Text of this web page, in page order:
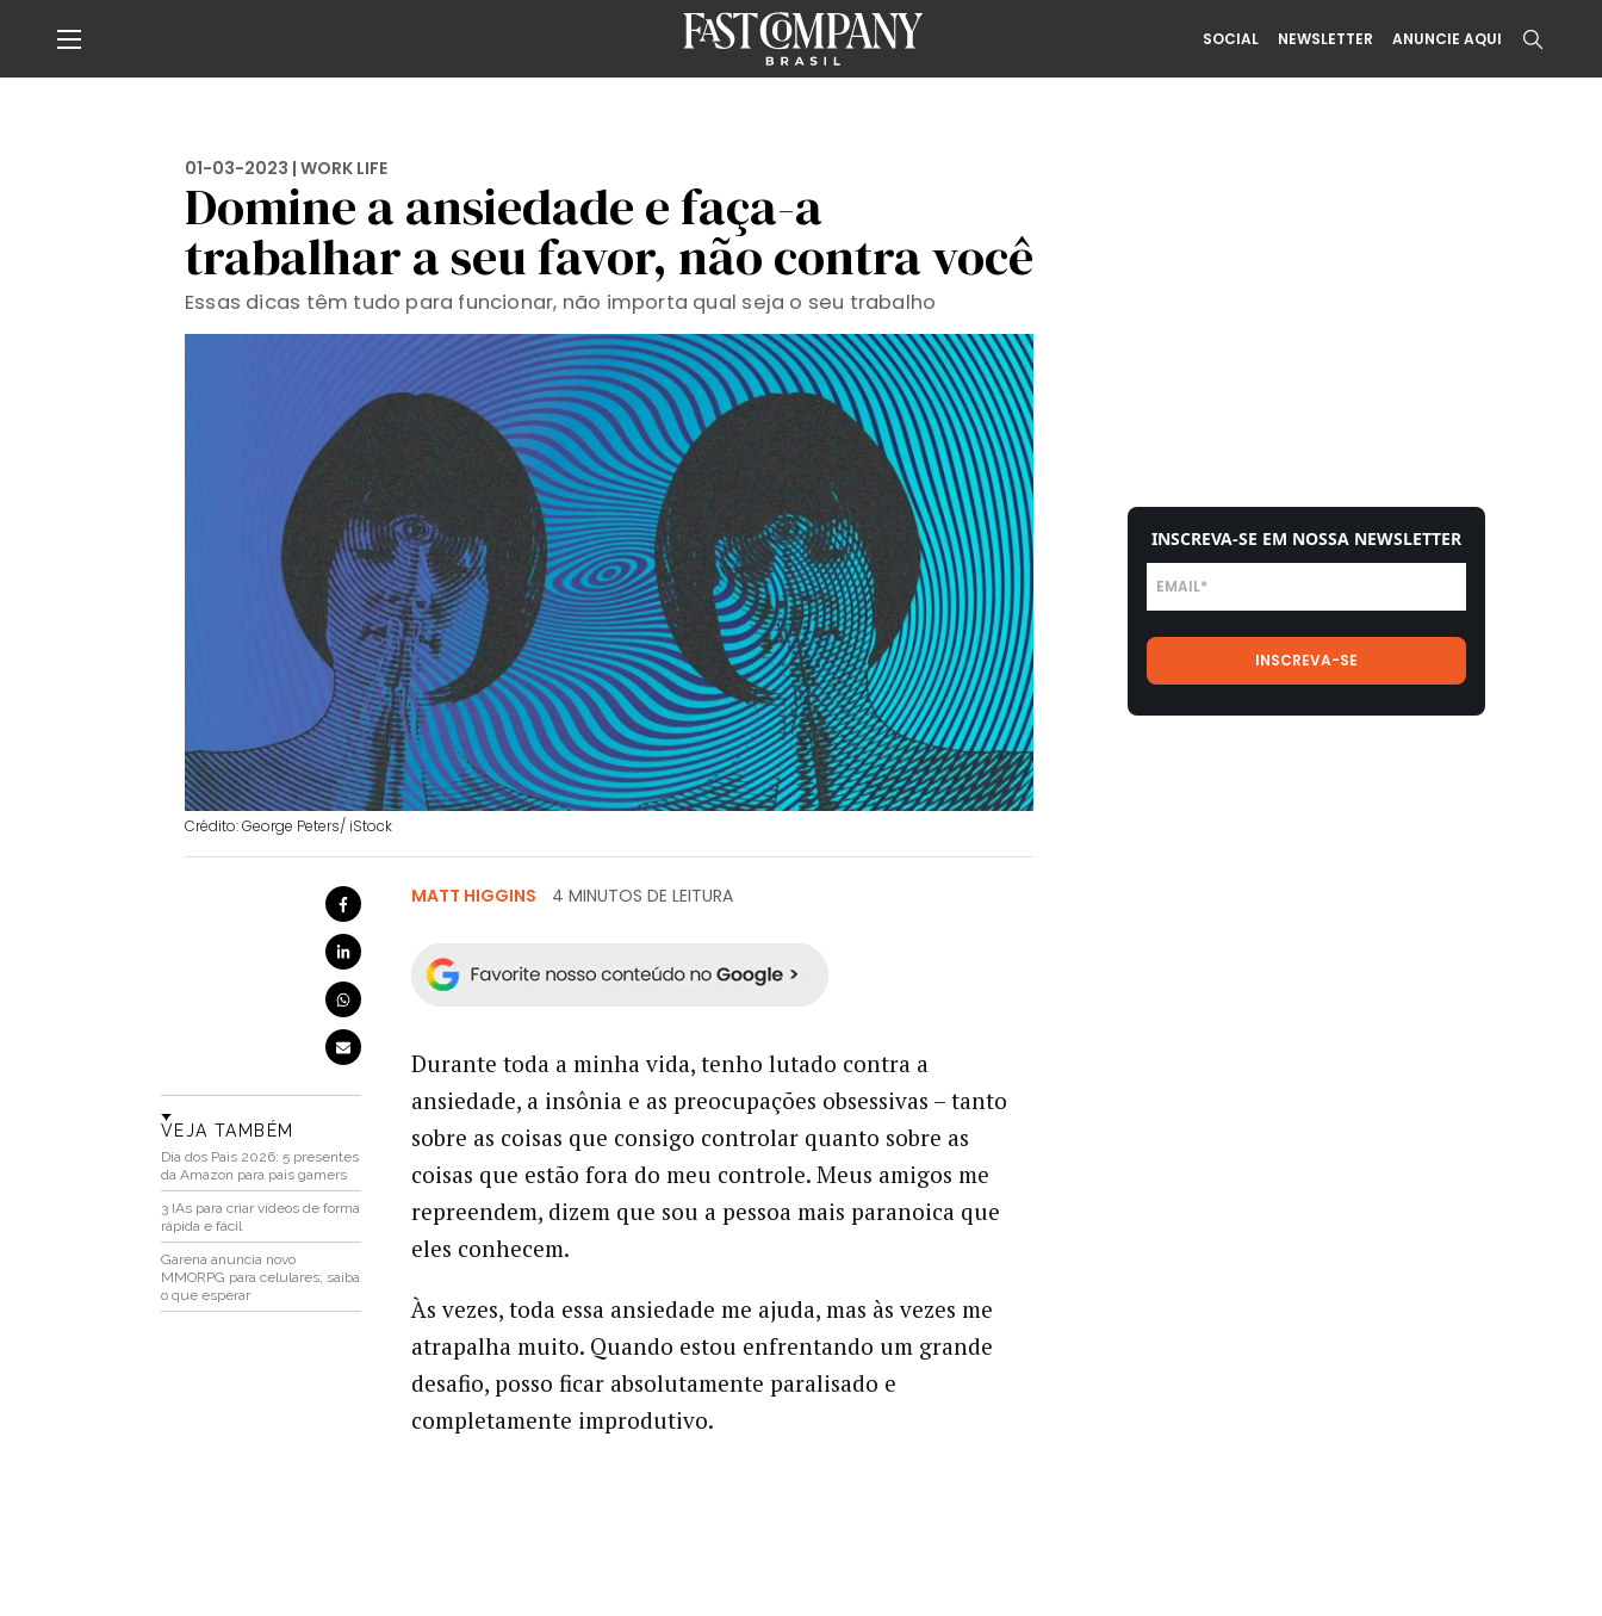
SOCIAL NEWSLETTER ANUNCIE AQUI
01-03-2023 | WORK LIFE
Domine a ansiedade e faça-a
trabalhar a seu favor, não contra você
Essas dicas têm tudo para funcionar, não importa qual seja o seu trabalho
Crédito: George Peters/ iStock
VEJA TAMBÉM
Dia dos Pais 2026: 5 presentes
da Amazon para pais gamers
3 IAs para criar vídeos de forma
rápida e fácil
Garena anuncia novo
MMORPG para celulares; saiba
o que esperar
MATT HIGGINS 4 MINUTOS DE LEITURA
Durante toda a minha vida, tenho lutado contra a
ansiedade, a insônia e as preocupações obsessivas – tanto
sobre as coisas que consigo controlar quanto sobre as
coisas que estão fora do meu controle. Meus amigos me
repreendem, dizem que sou a pessoa mais paranoica que
eles conhecem.
Às vezes, toda essa ansiedade me ajuda, mas às vezes me
atrapalha muito. Quando estou enfrentando um grande
desafio, posso ficar absolutamente paralisado e
completamente improdutivo.
INSCREVA-SE EM NOSSA NEWSLETTER